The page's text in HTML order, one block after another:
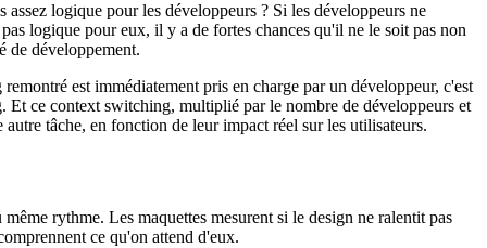
logique pour les développeurs ? Si les développeurs ne
logique pour eux, il y a de fortes chances qu'il ne le soit pas non
de développement.
est immédiatement pris en charge par un développeur, c'est
Et ce context switching, multiplié par le nombre de développeurs et
tâche, en fonction de leur impact réel sur les utilisateurs.
rythme. Les maquettes mesurent si le design ne ralentit pas
ce qu'on attend d'eux.